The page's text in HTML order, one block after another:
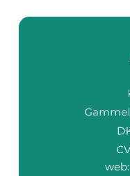
web: